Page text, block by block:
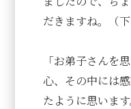
だきますね。（下
「お弟子さんを
心、その中には
たように思いま